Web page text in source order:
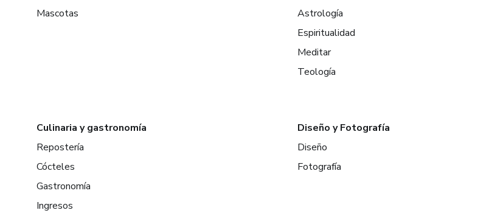
Mascotas
Astrología
Espiritualidad
Meditar
Teología
Culinaria y gastronomía
Repostería
Cócteles
Gastronomía
Ingresos
Diseño y Fotografía
Diseño
Fotografía